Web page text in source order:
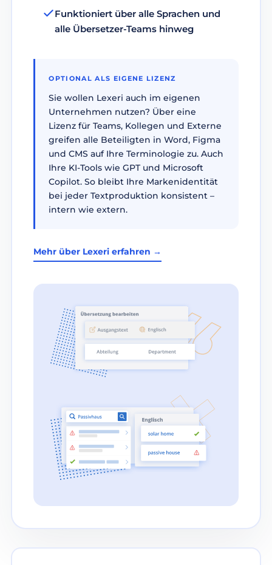
Funktioniert über alle Sprachen und
alle Übersetzer-Teams hinweg
OPTIONAL ALS EIGENE LIZENZ
Sie wollen Lexeri auch im eigenen
Unternehmen nutzen? Über eine
Lizenz für Teams, Kollegen und Externe
greifen alle Beteiligten in Word, Figma
und CMS auf Ihre Terminologie zu. Auch
Ihre KI-Tools wie GPT und Microsoft
Copilot. So bleibt Ihre Markenidentität
bei jeder Textproduktion konsistent –
intern wie extern.
Mehr über Lexeri erfahren →